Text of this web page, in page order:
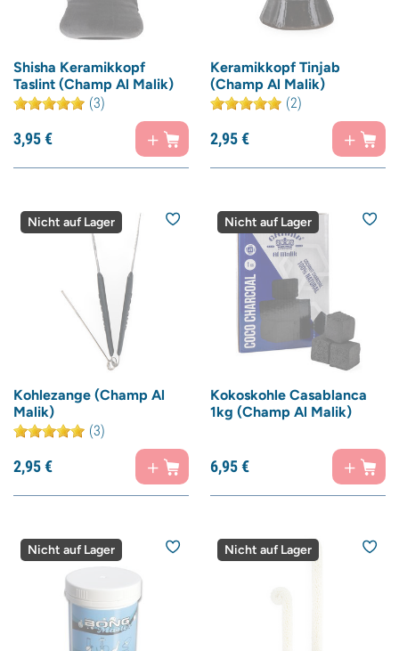
Shisha Keramikkopf
Taslint (Champ Al Malik)
(3)
3,95€
Keramikkopf Tinjab
(Champ Al Malik)
(2)
2,95€
Nicht auf Lager
Kohlezange (Champ Al
Malik)
(3)
2,95€
Nicht auf Lager
Kokoskohle Casablanca
1kg (Champ Al Malik)
6,95€
Nicht auf Lager Nicht auf Lager